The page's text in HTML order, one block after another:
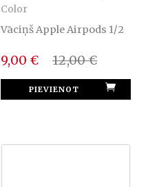
Color
Vāciņš Apple Airpods 1/2
9,00 € 12,00 €